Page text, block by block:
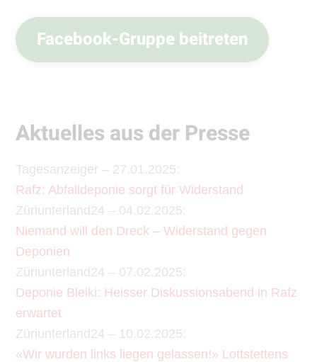
Facebook-Gruppe beitreten
Aktuelles aus der Presse
Tagesanzeiger – 27.01.2025:
Rafz: Abfalldeponie sorgt für Widerstand
Züriunterland24 – 04.02.2025:
Niemand will den Dreck – Widerstand gegen
Deponien
Züriunterland24 – 07.02.2025:
Deponie Bleiki: Heisser Diskussionsabend in Rafz
erwartet
Züriunterland24 – 10.02.2025:
«Wir wurden links liegen gelassen!» Lottstettens